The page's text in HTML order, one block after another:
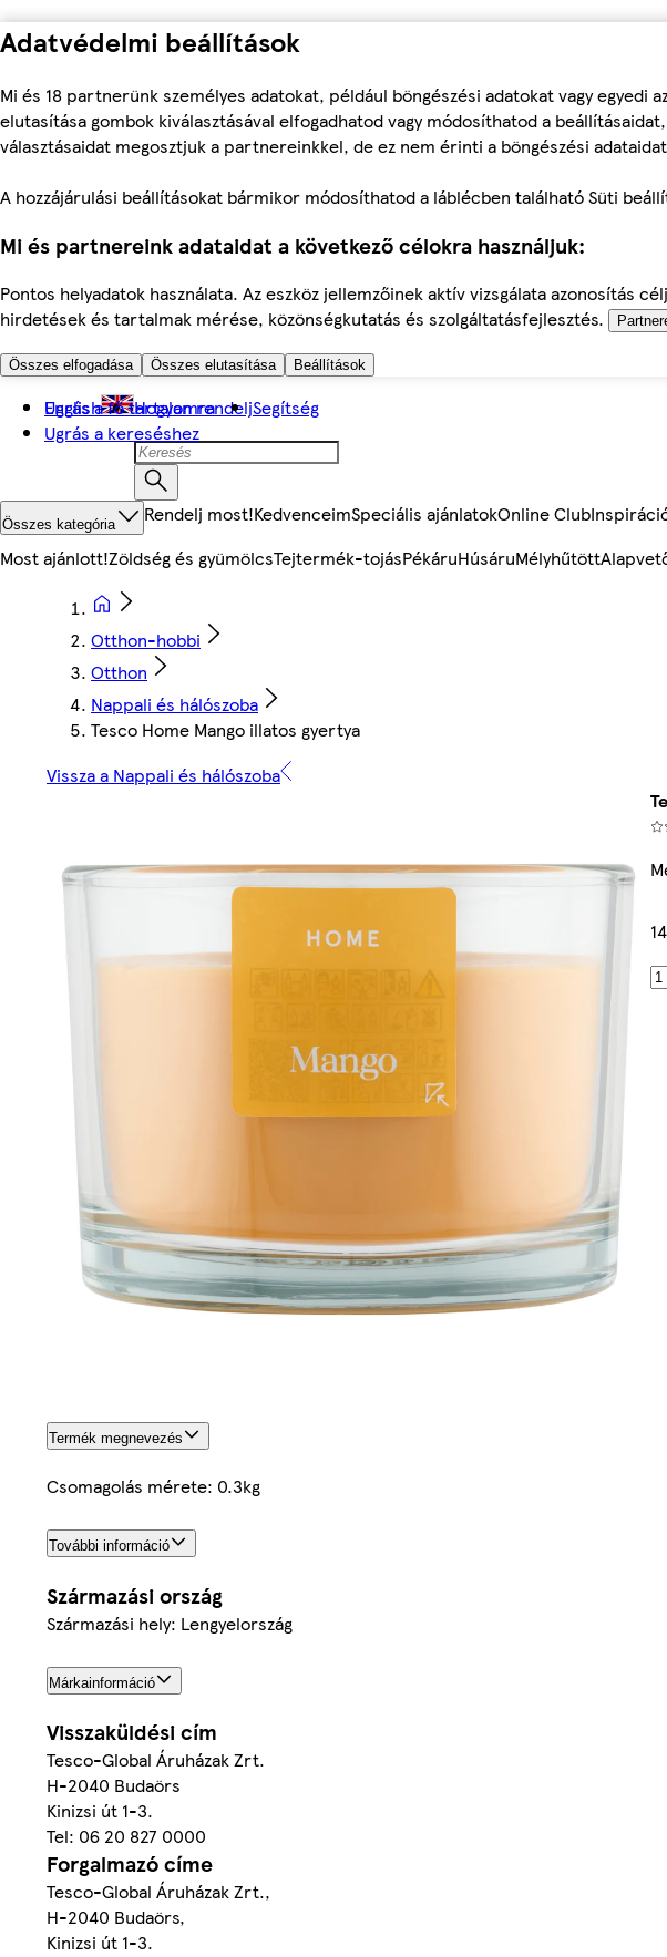
Adatvédelmi beállítások
Mi és 18 partnerünk személyes adatokat, például böngészési adatokat vagy egyedi
elutasítása gombok kiválasztásával elfogadhatod vagy módosíthatod a
választásaidat megosztjuk a partnereinkkel, de ez nem érinti a böngészési
A hozzájárulási beállításokat bármikor módosíthatod a láblécben található Süti
Mi és partnereink adataidat a következő célokra használjuk:
Pontos helyadatok használata. Az eszköz jellemzőinek aktív vizsgálata azonosítás
hirdetések és tartalmak mérése, közönségkutatás és szolgáltatásfejlesztés.
Összes elfogadása Összes elutasítása Beállítások
Ugrás a fő tartalomra
Ugrás a kereséshez
English Hogyan rendeljSegítség
Összes kategória Rendelj most!KedvenceimSpeciális ajánlatokOnline Club
Most ajánlott!Zöldség és gyümölcsTejtermék-tojásPékáruHúsáruMélyhűtött
Otthon-hobbi
Otthon
Nappali és hálószoba
Tesco Home Mango illatos gyertya
Vissza a Nappali és hálószoba
Termék megnevezés
Csomagolás mérete: 0.3kg
További információ
Származási ország
Származási hely: Lengyelország
Márkainformáció
Visszaküldési cím
Tesco-Global Áruházak Zrt.
H-2040 Budaörs
Kinizsi út 1-3.
Tel: 06 20 827 0000
Forgalmazó címe
Tesco-Global Áruházak Zrt.,
H-2040 Budaörs,
Kinizsi út 1-3.